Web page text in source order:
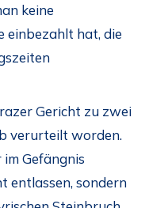
keine
einbezahlt hat, die
Gericht zu zwei
verurteilt worden.
im Gefängnis
entlassen, sondern